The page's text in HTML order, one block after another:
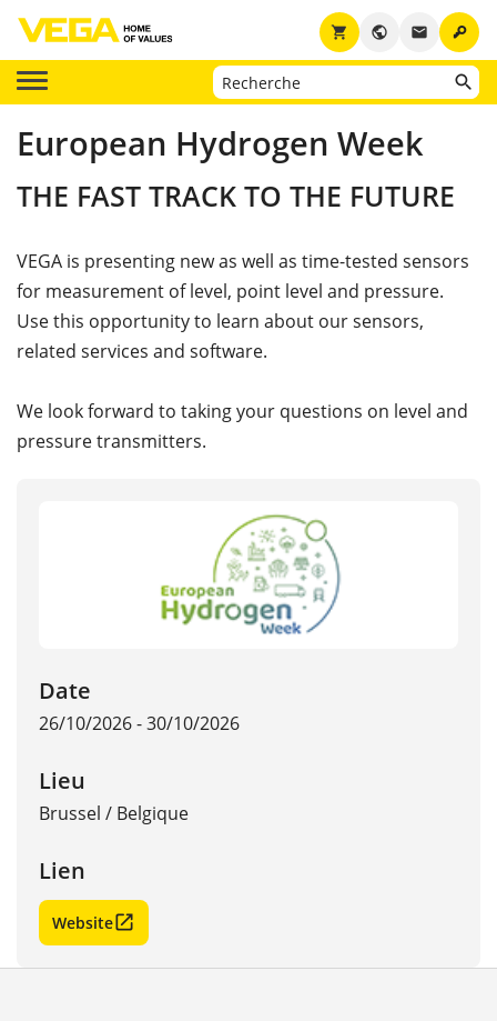
key
email
public
shopping_cart
European Hydrogen Week
THE FAST TRACK TO THE FUTURE
VEGA is presenting new as well as time-tested sensors
for measurement of level, point level and pressure.
Use this opportunity to learn about our sensors,
related services and software.
We look forward to taking your questions on level and
pressure transmitters.
Date
26/10/2026 - 30/10/2026
Lieu
Brussel / Belgique
Lien
Website